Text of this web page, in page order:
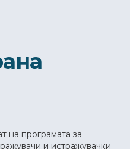
на програмата за
и истражувачки